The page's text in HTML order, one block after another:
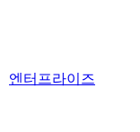
엔터프라이즈